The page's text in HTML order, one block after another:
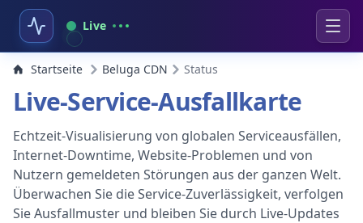
Live
Startseite Beluga CDN Status
Live-Service-Ausfallkarte
Echtzeit-Visualisierung von globalen Serviceausfällen,
Internet-Downtime, Website-Problemen und von
Nutzern gemeldeten Störungen aus der ganzen Welt.
Überwachen Sie die Service-Zuverlässigkeit, verfolgen
Sie Ausfallmuster und bleiben Sie durch Live-Updates